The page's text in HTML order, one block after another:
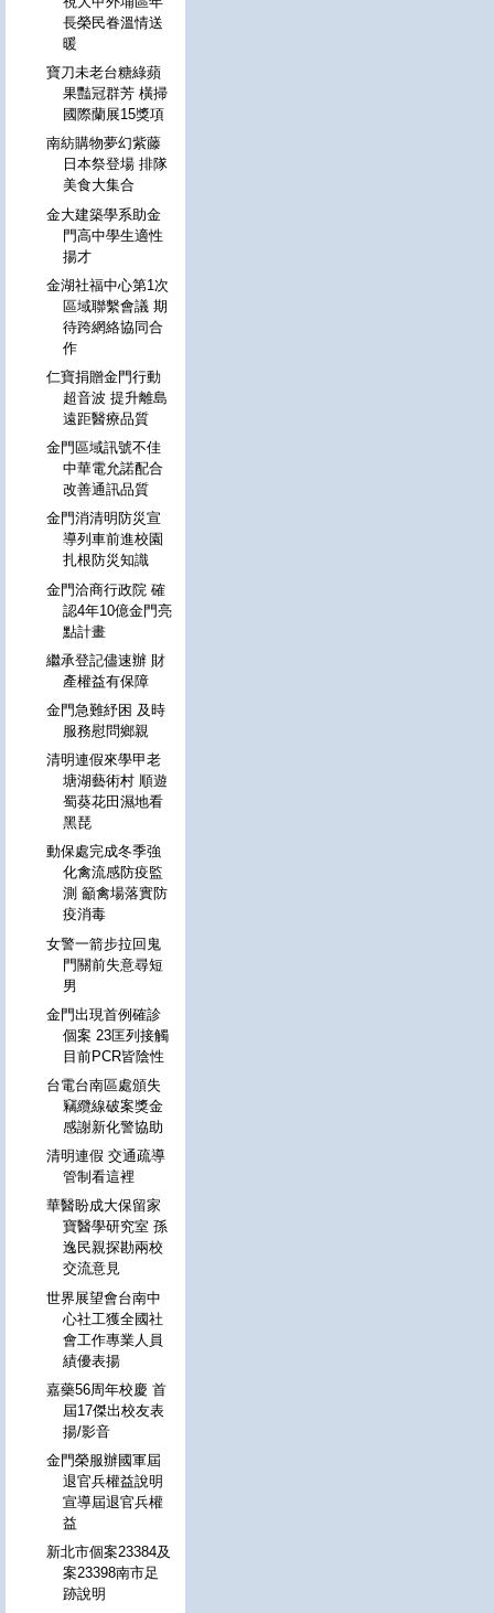
長榮民眷溫情送
暖
寶刀未老台糖綠蘋
果豔冠群芳 橫掃
國際蘭展15獎項
南紡購物夢幻紫藤
日本祭登場 排隊
美食大集合
金大建築學系助金
門高中學生適性
揚才
金湖社福中心第1次
區域聯繫會議 期
待跨網絡協同合
作
仁寶捐贈金門行動
超音波 提升離島
遠距醫療品質
金門區域訊號不佳
中華電允諾配合
改善通訊品質
金門消清明防災宣
導列車前進校園
扎根防災知識
金門洽商行政院 確
認4年10億金門亮
點計畫
繼承登記儘速辦 財
產權益有保障
金門急難紓困 及時
服務慰問鄉親
清明連假來學甲老
塘湖藝術村 順遊
蜀葵花田濕地看
黑琵
動保處完成冬季強
化禽流感防疫監
測 籲禽場落實防
疫消毒
女警一箭步拉回鬼
門關前失意尋短
男
金門出現首例確診
個案 23匡列接觸
目前PCR皆陰性
台電台南區處頒失
竊纜線破案獎金
感謝新化警協助
清明連假 交通疏導
管制看這裡
華醫盼成大保留家
寶醫學研究室 孫
逸民親探勘兩校
交流意見
世界展望會台南中
心社工獲全國社
會工作專業人員
績優表揚
嘉藥56周年校慶 首
屆17傑出校友表
揚/影音
金門榮服辦國軍屆
退官兵權益說明
宣導屆退官兵權
益
新北市個案23384及
案23398南市足
跡說明